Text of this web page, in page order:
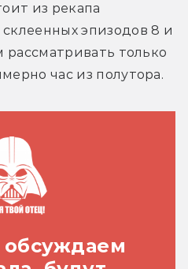
из рекапа
эпизодов 8 и
рассматривать только
час из полутора.